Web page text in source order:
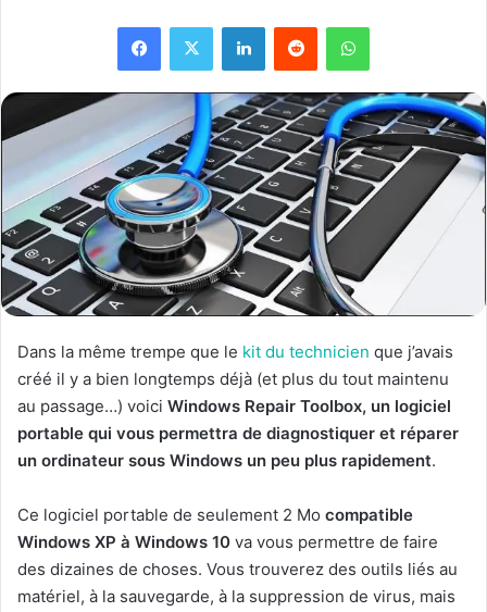
Dans la même trempe que le kit du technicien que j’avais
créé il y a bien longtemps déjà (et plus du tout maintenu
au passage…) voici Windows Repair Toolbox, un logiciel
portable qui vous permettra de diagnostiquer et réparer
un ordinateur sous Windows un peu plus rapidement.
Ce logiciel portable de seulement 2 Mo compatible
Windows XP à Windows 10 va vous permettre de faire
des dizaines de choses. Vous trouverez des outils liés au
matériel, à la sauvegarde, à la suppression de virus, mais